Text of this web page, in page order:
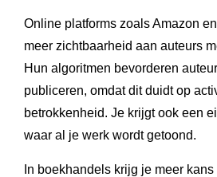
Online platforms zoals Amazon
meer zichtbaarheid aan auteurs
Hun algoritmen bevorderen
publiceren, omdat dit duidt op
betrokkenheid. Je krijgt ook een
waar al je werk wordt getoond.
In boekhandels krijg je meer